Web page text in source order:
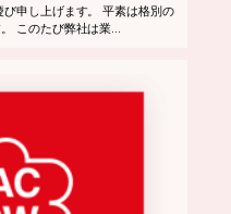
申し上げます。 平素は格別の
このたび弊社は業...